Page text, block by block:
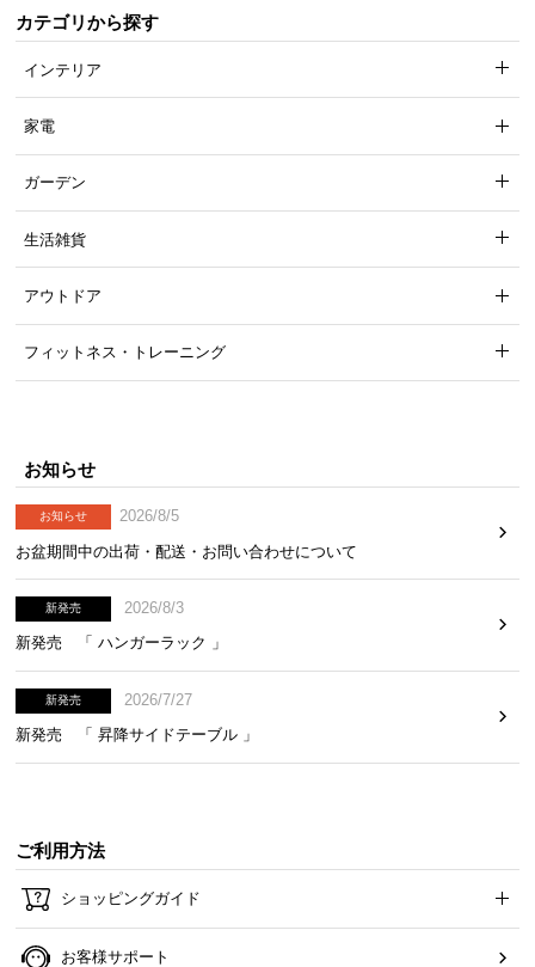
カテゴリから探す
インテリア
家電
ガーデン
生活雑貨
アウトドア
フィットネス・トレーニング
お知らせ
お知らせ
2026/8/5
お盆期間中の出荷・配送・お問い合わせについて
新発売
2026/8/3
新発売 「 ハンガーラック 」
新発売
2026/7/27
新発売 「 昇降サイドテーブル 」
ご利用方法
ショッピングガイド
お客様サポート